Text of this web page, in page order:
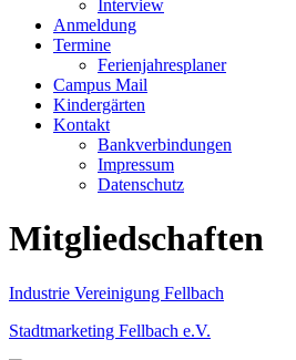
Interview
Anmeldung
Termine
Ferienjahresplaner
Campus Mail
Kindergärten
Kontakt
Bankverbindungen
Impressum
Datenschutz
Mitgliedschaften
Industrie Vereinigung Fellbach
Stadtmarketing Fellbach e.V.